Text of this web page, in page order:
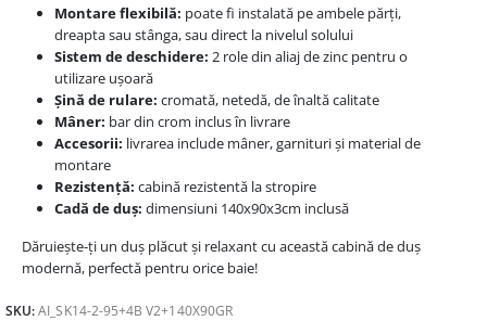
Montare flexibilă: poate fi instalată pe ambele părți,
dreapta sau stânga, sau direct la nivelul solului
Sistem de deschidere: 2 role din aliaj de zinc pentru o
utilizare ușoară
Șină de rulare: cromată, netedă, de înaltă calitate
Mâner: bar din crom inclus în livrare
Accesorii: livrarea include mâner, garnituri și material de
montare
Rezistență: cabină rezistentă la stropire
Cadă de duș: dimensiuni 140x90x3cm inclusă
Dăruiește-ți un duș plăcut și relaxant cu această cabină de duș
modernă, perfectă pentru orice baie!
SKU:AI_SK14-2-95+4B V2+140X90GR